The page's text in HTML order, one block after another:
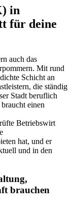
in
für deine
auch das
Mit rund
Schicht an
die ständig
Stadt beruflich
einen
Betriebswirt
hat, und er
und in den
brauchen